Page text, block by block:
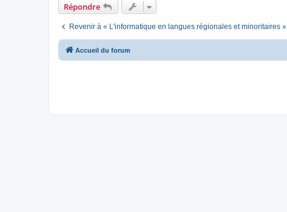
Répondre
Revenir à « L'informatique en langues régionales et minoritaires »
Accueil du forum